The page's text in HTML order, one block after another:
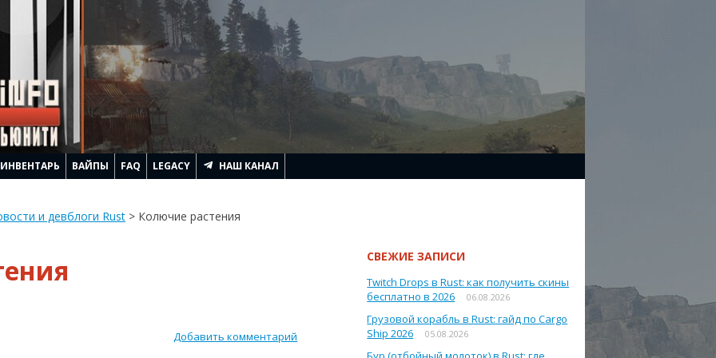
ИНВЕНТАРЬ ВАЙПЫ FAQ LEGACY НАШ КАНАЛ
и девблоги Rust > Колючие растения
Добавить комментарий
СВЕЖИЕ ЗАПИСИ
Twitch Drops в Rust: как получить скины
бесплатно в 2026
06.08.2026
Грузовой корабль в Rust: гайд по Cargo
Ship 2026
05.08.2026